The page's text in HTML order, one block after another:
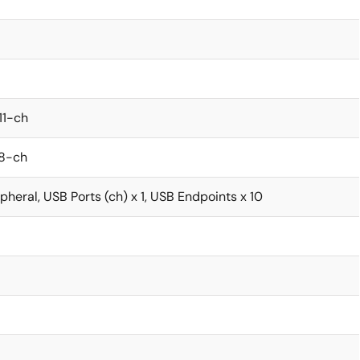
ch
ch
USB Ports (ch) x 1, USB Endpoints x 10